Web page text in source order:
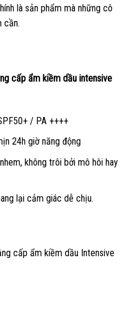
là sản phẩm mà những cô
cần.
cấp ẩm kiềm dầu intensive
/ PA ++++
24h giờ năng động
không trôi bởi mô hôi hay
lại cảm giác dễ chịu.
cấp ẩm kiềm dầu Intensive